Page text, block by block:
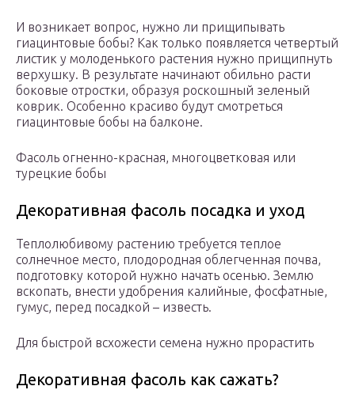
И возникает вопрос, нужно ли прищипывать
гиацинтовые бобы? Как только появляется четвертый
листик у молоденького растения нужно прищипнуть
верхушку. В результате начинают обильно расти
боковые отростки, образуя роскошный зеленый
коврик. Особенно красиво будут смотреться
гиацинтовые бобы на балконе.
Фасоль огненно-красная, многоцветковая или
турецкие бобы
Декоративная фасоль посадка и уход
Теплолюбивому растению требуется теплое
солнечное место, плодородная облегченная почва,
подготовку которой нужно начать осенью. Землю
вскопать, внести удобрения калийные, фосфатные,
гумус, перед посадкой – известь.
Для быстрой всхожести семена нужно прорастить
Декоративная фасоль как сажать?